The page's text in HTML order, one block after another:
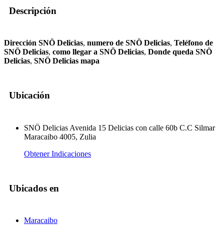
Descripción
Dirección SNÖ Delicias, numero de SNÖ Delicias, Teléfono de
SNÖ Delicias, como llegar a SNÖ Delicias, Donde queda SNÖ
Delicias, SNÖ Delicias mapa
Ubicación
SNÖ Delicias Avenida 15 Delicias con calle 60b C.C Silmar
Maracaibo 4005, Zulia
Obtener Indicaciones
Ubicados en
Maracaibo